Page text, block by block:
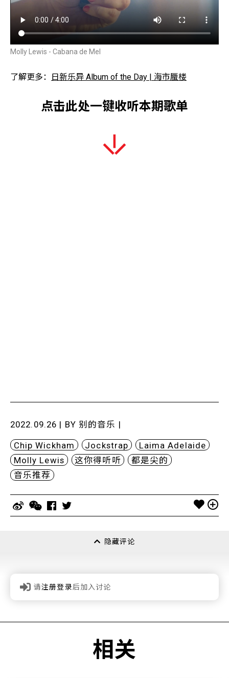
Molly Lewis - Cabana de Mel
了解更多： 日新乐异 Album of the Day | 海市蜃楼
点击此处一键收听本期歌单
2022.09.26 | BY 别的音乐 |
Chip Wickham Jockstrap
Laima Adelaide
Molly Lewis
这你得听听
都是尖的
音乐推荐
隐藏评论
请注册登录后加入讨论
相关